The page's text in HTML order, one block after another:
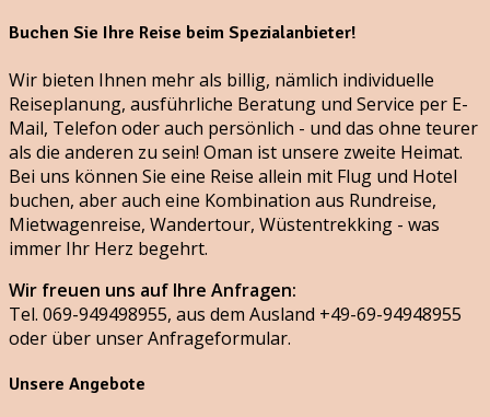
Buchen Sie Ihre Reise beim Spezialanbieter!
Wir bieten Ihnen mehr als billig, nämlich individuelle
Reiseplanung, ausführliche Beratung und Service per E-
Mail, Telefon oder auch persönlich - und das ohne teurer
als die anderen zu sein! Oman ist unsere zweite Heimat.
Bei uns können Sie eine Reise allein mit Flug und Hotel
buchen, aber auch eine Kombination aus Rundreise,
Mietwagenreise, Wandertour, Wüstentrekking - was
immer Ihr Herz begehrt.
Wir freuen uns auf Ihre Anfragen:
Tel. 069-949498955, aus dem Ausland +49-69-94948955
oder über unser Anfrageformular.
Unsere Angebote